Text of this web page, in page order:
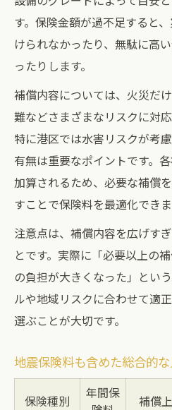
す。保険金額が過不足すると
けられなかったり、無駄に高
ったりします。
補償内容については、火災だ
難などさまざまなリスクに対
特に港区では水害リスクが考
有無は重要なポイントです。
加算されるため、必要な補償
すことで保険料を最適化できま
注意点は、補償内容を広げす
とです。実際に「必要以上の
の負担が大きくなった」とい
ルや地域リスクに合わせて適
選ぶことが大切です。
地震保険料も含めた総合的
保険種別
年間保
補償